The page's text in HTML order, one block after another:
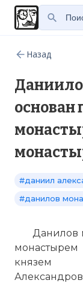
Назад
основан
#даниил
#данилов
Данилов
князем